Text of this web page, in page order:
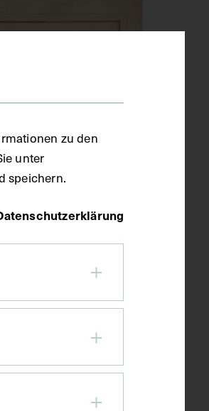
sowie Teil
zu den
unter
speichern.